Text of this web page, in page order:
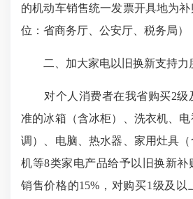
的机动车销售统一发票开具地为
位：省商务厅、公安厅、税务局）
二、加大家电以旧换新支持力
对个人消费者在我省购买2级
准的冰箱（含冰柜）、洗衣机、
调）、电脑、热水器、家用灶具
机等8类家电产品给予以旧换新补
销售价格的15%，对购买1级及以